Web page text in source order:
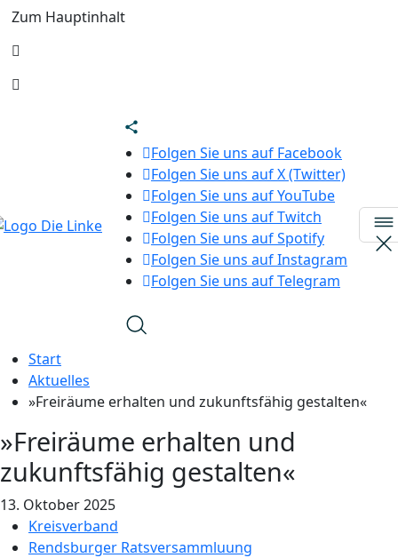
Zum Hauptinhalt
Folgen Sie uns auf Facebook
Folgen Sie uns auf X (Twitter)
Folgen Sie uns auf YouTube
Folgen Sie uns auf Twitch
Folgen Sie uns auf Spotify
Folgen Sie uns auf Instagram
Folgen Sie uns auf Telegram
Start
Aktuelles
»Freiräume erhalten und zukunftsfähig gestalten«
»Freiräume erhalten und
zukunftsfähig gestalten«
13. Oktober 2025
Kreisverband
Rendsburger Ratsversammluung